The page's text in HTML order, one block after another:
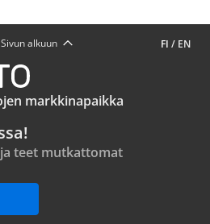
FI / EN
Sivun alkuun
markkinapaikka
teet mutkattomat